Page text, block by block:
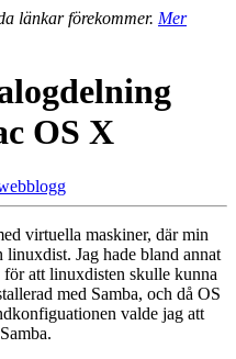
länkar förekommer. Mer
OS X
virtuella maskiner, där min
Jag hade bland annat
att linuxdisten skulle kunna
med Samba, och då OS
valde jag att